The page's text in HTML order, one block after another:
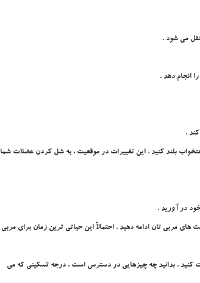
مي شود .
انجام دهد .
.
بلند کنيد . اين تغييرات در موقعيت ، به شل کردن عضلات شما
در آوريد .
مربي تان ادامه دهيد . احتمالاً اين حياتي ترين زمان براي مربي
کنيد . بدانيد چه چيزهايي در دسترس است ، درجه تسکيني که مي